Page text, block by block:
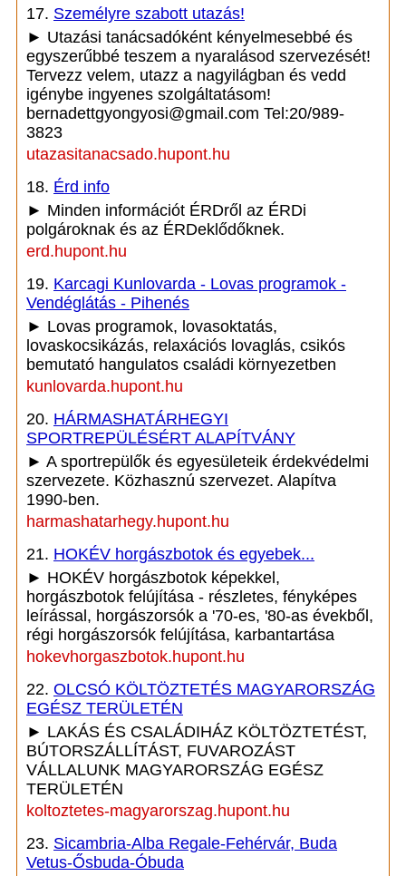
17. Személyre szabott utazás!
► Utazási tanácsadóként kényelmesebbé és
egyszerűbbé teszem a nyaralásod szervezését!
Tervezz velem, utazz a nagyilágban és vedd
igénybe ingyenes szolgáltatásom!
bernadettgyongyosi@gmail.com Tel:20/989-
3823
utazasitanacsado.hupont.hu
18. Érd info
► Minden információt ÉRDről az ÉRDi
polgároknak és az ÉRDeklődőknek.
erd.hupont.hu
19. Karcagi Kunlovarda - Lovas programok -
Vendéglátás - Pihenés
► Lovas programok, lovasoktatás,
lovaskocsikázás, relaxációs lovaglás, csikós
bemutató hangulatos családi környezetben
kunlovarda.hupont.hu
20. HÁRMASHATÁRHEGYI
SPORTREPÜLÉSÉRT ALAPÍTVÁNY
► A sportrepülők és egyesületeik érdekvédelmi
szervezete. Közhasznú szervezet. Alapítva
1990-ben.
harmashatarhegy.hupont.hu
21. HOKÉV horgászbotok és egyebek...
► HOKÉV horgászbotok képekkel,
horgászbotok felújítása - részletes, fényképes
leírással, horgászorsók a '70-es, '80-as évekből,
régi horgászorsók felújítása, karbantartása
hokevhorgaszbotok.hupont.hu
22. OLCSÓ KÖLTÖZTETÉS MAGYARORSZÁG
EGÉSZ TERÜLETÉN
► LAKÁS ÉS CSALÁDIHÁZ KÖLTÖZTETÉST,
BÚTORSZÁLLÍTÁST, FUVAROZÁST
VÁLLALUNK MAGYARORSZÁG EGÉSZ
TERÜLETÉN
koltoztetes-magyarorszag.hupont.hu
23. Sicambria-Alba Regale-Fehérvár, Buda
Vetus-Ősbuda-Óbuda